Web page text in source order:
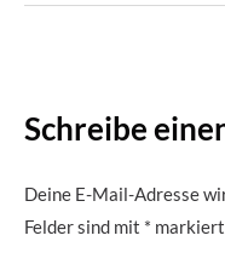
Schreibe
Deine E-Mail-Adresse
Felder sind mit * markiert